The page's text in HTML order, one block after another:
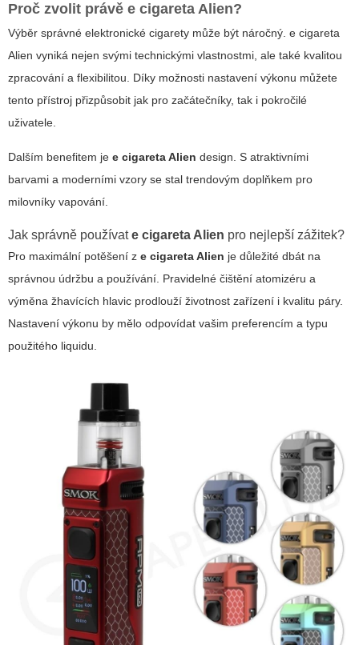
Proč zvolit právě e cigareta Alien?
Výběr správné elektronické cigarety může být náročný. e cigareta
Alien vyniká nejen svými technickými vlastnostmi, ale také kvalitou
zpracování a flexibilitou. Díky možnosti nastavení výkonu můžete
tento přístroj přizpůsobit jak pro začátečníky, tak i pokročilé
uživatele.
Dalším benefitem je e cigareta Alien design. S atraktivními
barvami a moderními vzory se stal trendovým doplňkem pro
milovníky vapování.
Jak správně používate cigareta Alien pro nejlepší zážitek?
Pro maximální potěšení z e cigareta Alien je důležité dbát na
správnou údržbu a používání. Pravidelné čištění atomizéru a
výměna žhavících hlavic prodlouží životnost zařízení i kvalitu páry.
Nastavení výkonu by mělo odpovídat vašim preferencím a typu
použitého liquidu.